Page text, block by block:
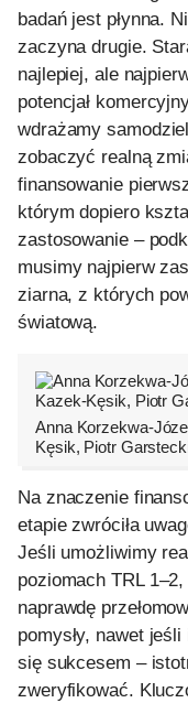
badań jest płynna.
zaczyna drugie.
najlepiej, ale
potencjał
wdrażamy
zobaczyć realną
finansowanie
którym dopiero
zastosowanie –
musimy najpierw
ziarna, z których
światową.
Anna Korzekwa-
Kęsik, Piotr
Na znaczenie
etapie zwróciła
Jeśli umożliwimy
poziomach TRL
naprawdę
pomysły, nawet
się sukcesem –
zweryfikować.